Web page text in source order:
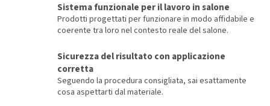
Sistema funzionale per il lavoro in salone
Prodotti progettati per funzionare in modo affidabile e
coerente tra loro nel contesto reale del salone.
Sicurezza del risultato con applicazione
corretta
Seguendo la procedura consigliata, sai esattamente
cosa aspettarti dal materiale.